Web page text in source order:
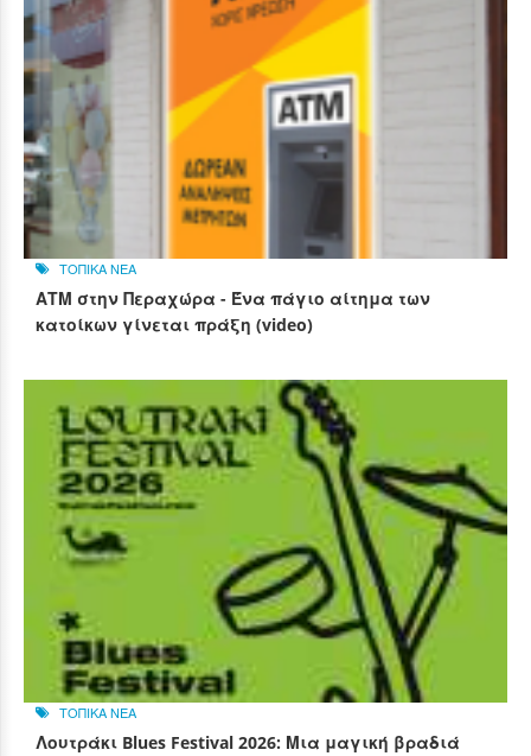
ΤΟΠΙΚΑ ΝΕΑ
ΑΤΜ στην Περαχώρα - Ένα πάγιο αίτημα των
κατοίκων γίνεται πράξη (video)
ΤΟΠΙΚΑ ΝΕΑ
Λουτράκι Blues Festival 2026: Μια μαγική βραδιά